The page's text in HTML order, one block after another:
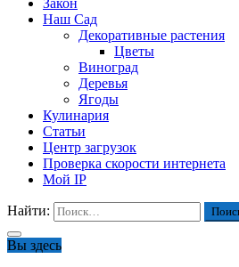
Закон
Наш Сад
Декоративные растения
Цветы
Виноград
Деревья
Ягоды
Кулинария
Статьи
Центр загрузок
Проверка скорости интернета
Мой IP
Найти:
Вы здесь